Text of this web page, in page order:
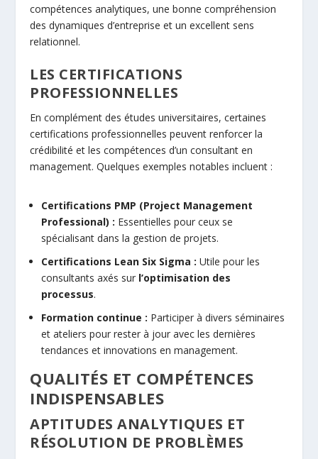
compétences analytiques, une bonne compréhension
des dynamiques d’entreprise et un excellent sens
relationnel.
LES CERTIFICATIONS
PROFESSIONNELLES
En complément des études universitaires, certaines
certifications professionnelles peuvent renforcer la
crédibilité et les compétences d’un consultant en
management. Quelques exemples notables incluent :
Certifications PMP (Project Management
Professional) : Essentielles pour ceux se
spécialisant dans la gestion de projets.
Certifications Lean Six Sigma : Utile pour les
consultants axés sur l’optimisation des
processus.
Formation continue : Participer à divers séminaires
et ateliers pour rester à jour avec les dernières
tendances et innovations en management.
QUALITÉS ET COMPÉTENCES
INDISPENSABLES
APTITUDES ANALYTIQUES ET
RÉSOLUTION DE PROBLÈMES